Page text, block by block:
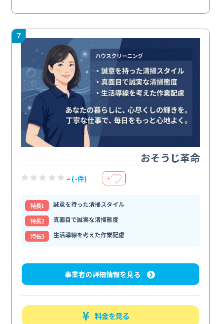
7
おそうじ革命
- (-件) ＋
特⻑1
誠意を持った清掃スタイル
特⻑2
真面目で誠実な清掃態度
特⻑3
生活導線を考えた作業配慮
事業者の詳細情報を見る
料金を見る